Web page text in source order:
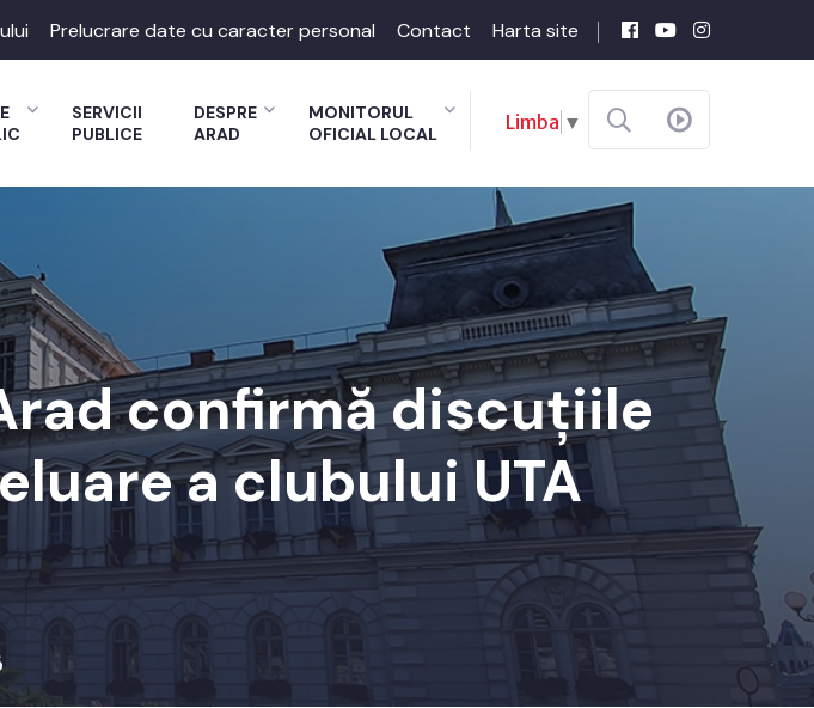
Prelucrare date cu caracter personal Contact Harta site
SERVICII
PUBLICE
DESPRE
ARAD
MONITORUL
OFICIAL LOCAL
Limba ▼
confirmă discuțiile
a clubului UTA